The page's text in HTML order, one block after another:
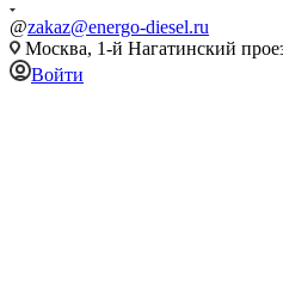
@zakaz@energo-diesel.ru
Москва, 1-й Нагатинский
Войти